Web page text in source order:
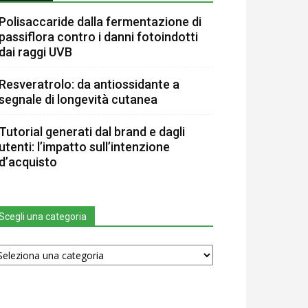
Polisaccaride dalla fermentazione di
passiflora contro i danni fotoindotti
dai raggi UVB
Resveratrolo: da antiossidante a
di longevità cutanea
Tutorial generati dal brand e dagli
utenti: l’impatto sull’intenzione
d’acquisto
una categoria